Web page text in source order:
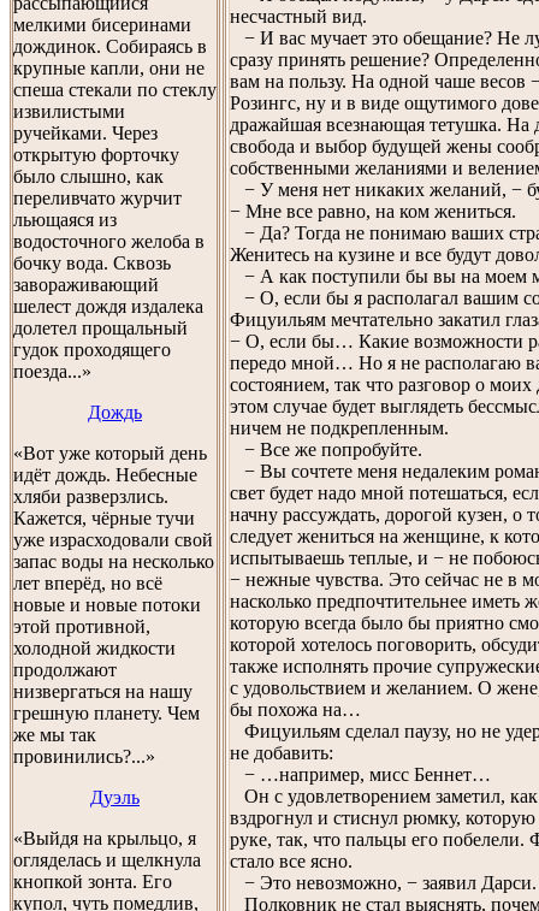
мелкими бисеринами
дождинок. Собираясь в
крупные капли, они не
спеша стекали по стеклу
извилистыми
ручейками. Через
открытую форточку
было слышно, как
переливчато журчит
льющаяся из
водосточного желоба в
бочку вода. Сквозь
завораживающий
шелест дождя издалека
долетел прощальный
гудок проходящего
поезда...»
Дождь
«Вот уже который день
идёт дождь. Небесные
хляби разверзлись.
Кажется, чёрные тучи
уже израсходовали свой
запас воды на несколько
лет вперёд, но всё
новые и новые потоки
этой противной,
холодной жидкости
продолжают
низвергаться на нашу
грешную планету. Чем
же мы так
провинились?...»
Дуэль
«Выйдя на крыльцо, я
огляделась и щелкнула
кнопкой зонта. Его
купол, чуть помедлив,
несчастный вид.
− И вас мучает это обещание? Не
сразу принять решение?
вам на пользу. На одной чаше весов
Розингс, ну и в виде ощутимого
дражайшая всезнающая тетушка. На
свобода и выбор будущей жены
собственными желаниями и
− У меня нет никаких желаний, −
− Мне все равно, на ком жениться.
− Да? Тогда не понимаю ваших
Женитесь на кузине и все будут
− А как поступили бы вы на моем
− О, если бы я располагал вашим
Фицуильям мечтательно закатил
− О, если бы… Какие возможности
передо мной… Но я не располагаю
состоянием, так что разговор о моих
этом случае будет выглядеть
ничем не подкрепленным.
− Все же попробуйте.
− Вы сочтете меня недалеким
свет будет надо мной потешаться,
начну рассуждать, дорогой кузен, о
следует жениться на женщине, к
испытываешь теплые, и − не
− нежные чувства. Это сейчас не в
насколько предпочтительнее иметь
которую всегда было бы приятно
которой хотелось поговорить,
также исполнять прочие
с удовольствием и желанием. О
бы похожа на…
Фицуильям сделал паузу, но не
не добавить:
− …например, мисс Беннет…
Он с удовлетворением заметил,
вздрогнул и стиснул рюмку,
руке, так, что пальцы его побелели.
стало все ясно.
− Это невозможно, − заявил Дарси.
Полковник не стал выяснять,